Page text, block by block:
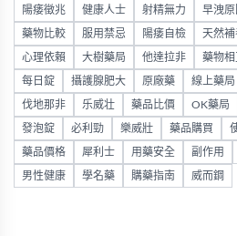
陽痿徵兆 健康人士 射精無力 早洩原
藥物比較 服用禁忌 陽痿自檢 天然補
心理依賴 大樹藥局 他達拉非 藥物相
每日錠 攝護腺肥大 原廠藥 線上藥局
伐地那非 乐威壮 藥品比價 OK藥局
發泡錠 必利勁 樂威壯 藥品購買
藥品價格 犀利士 用藥安全 副作用
男性健康 學名藥 購藥指南 威而鋼